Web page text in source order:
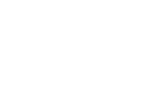
50 cm / 20 in, Color: Blanco, Talla: 16Y